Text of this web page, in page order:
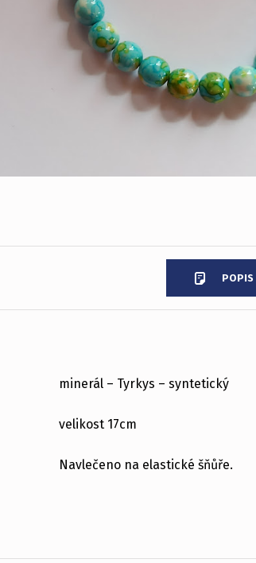
POPIS
POPIS
minerál – Tyrkys – syntetický
velikost 17cm
Navlečeno na elastické šňůře.